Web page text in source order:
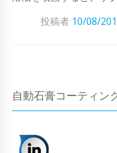
投稿者 10/08/
自動石膏コーティン